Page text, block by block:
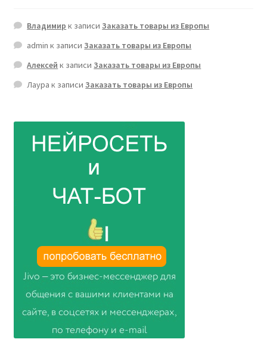
Владимир к записиЗаказать товары из Европы
admin к записиЗаказать товары из Европы
Алексей к записиЗаказать товары из Европы
Лаура к записиЗаказать товары из Европы